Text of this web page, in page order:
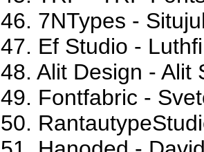
46. 7NTypes -
47. Ef Studio -
48. Alit Design - Alit
49. Fontfabric -
50.